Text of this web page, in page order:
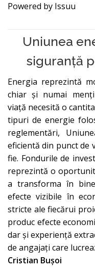
Powered by Issuu
Uniunea
siguranță
Energia reprezintă
chiar și numai
viață necesită o
tipuri de energie
reglementări,
eficientă din punct de
fie. Fondurile de
reprezintă o
a transforma în
efecte vizibile în
stricte ale fiecărui
produc efecte
dar și experiență
de angajați care
Cristian Bușoi